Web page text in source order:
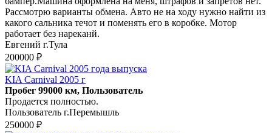
Рассмотрю варианты обмена. Авто не на ходу нужно найти из
какого сальника течот и поменять его в коробке. Мотор
работает без нареканй.
Евгений г.Тула
200000 ₽
KIA Carnival 2005 г
Пробег 99000 км, Пользователь
Продается полностью.
Пользователь г.Перемышль
250000 ₽